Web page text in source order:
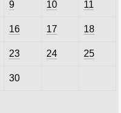
9 10 11
16 17 18
23 24 25
30